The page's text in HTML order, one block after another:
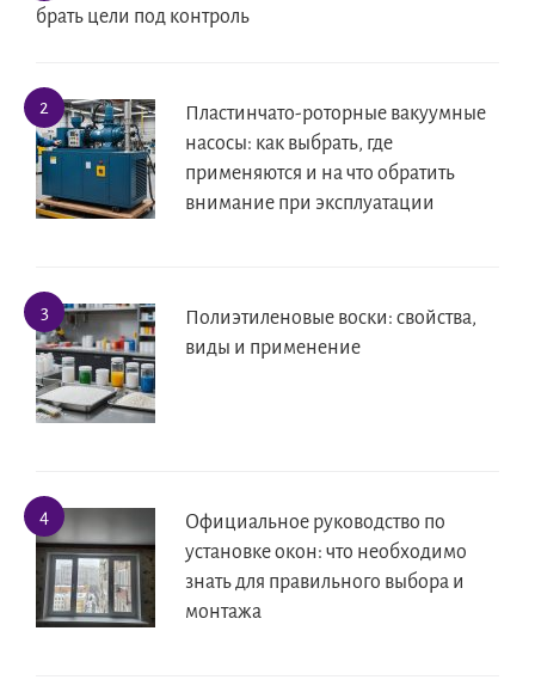
брать цели под контроль
Пластинчато-роторные вакуумные
насосы: как выбрать, где
применяются и на что обратить
внимание при эксплуатации
Полиэтиленовые воски: свойства,
виды и применение
Официальное руководство по
установке окон: что необходимо
знать для правильного выбора и
монтажа